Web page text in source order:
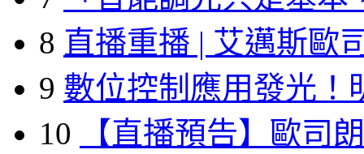
8 直播重播 | 艾邁斯歐
9 數位控制應用發光！
10
【直播預告】歐司